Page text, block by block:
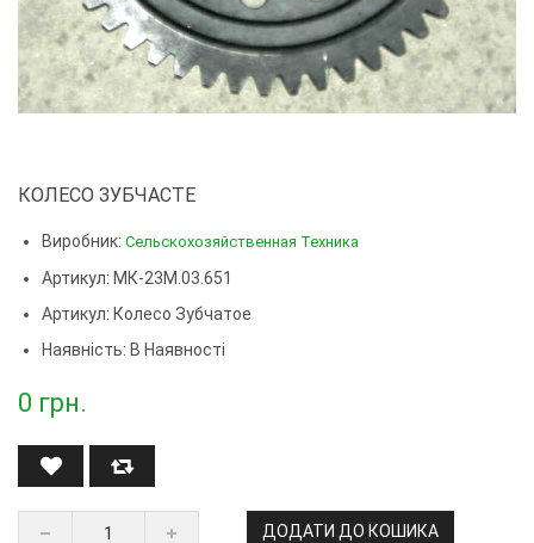
КОЛЕСО ЗУБЧАСТЕ
Виробник: Сельскохозяйственная Техника
Артикул: МК-23М.03.651
Артикул: Колесо Зубчатое
Наявність: В Наявності
0 грн.
ДОДАТИ ДО КОШИКА